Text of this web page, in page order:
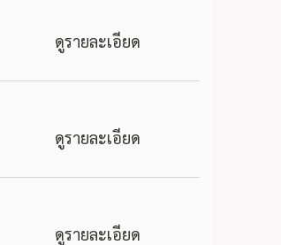
ดูรายละเอียด
ดูรายละเอียด
ดูรายละเอียด